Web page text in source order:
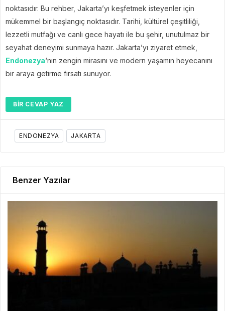
noktasıdır. Bu rehber, Jakarta’yı keşfetmek isteyenler için
mükemmel bir başlangıç ​​noktasıdır. Tarihi, kültürel çeşitliliği,
lezzetli mutfağı ve canlı gece hayatı ile bu şehir, unutulmaz bir
seyahat deneyimi sunmaya hazır. Jakarta’yı ziyaret etmek,
Endonezya‘nın zengin mirasını ve modern yaşamın heyecanını
bir araya getirme fırsatı sunuyor.
BIR CEVAP YAZ
ENDONEZYA JAKARTA
Benzer Yazılar